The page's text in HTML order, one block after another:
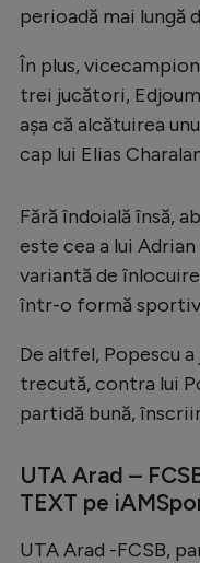
Intră în
perioadă mai lungă
În plus,
trei jucători,
așa că alcătuirea
cap lui Elias
Fără îndoială însă,
este cea a lui
variantă de
într-o formă
De altfel, Popescu
trecută, contra lui
partidă bună,
UTA Arad –
TEXT pe
UTA Arad -FCSB,